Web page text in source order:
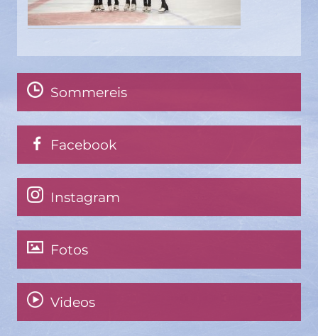
Sommereis
Facebook
Instagram
Fotos
Videos